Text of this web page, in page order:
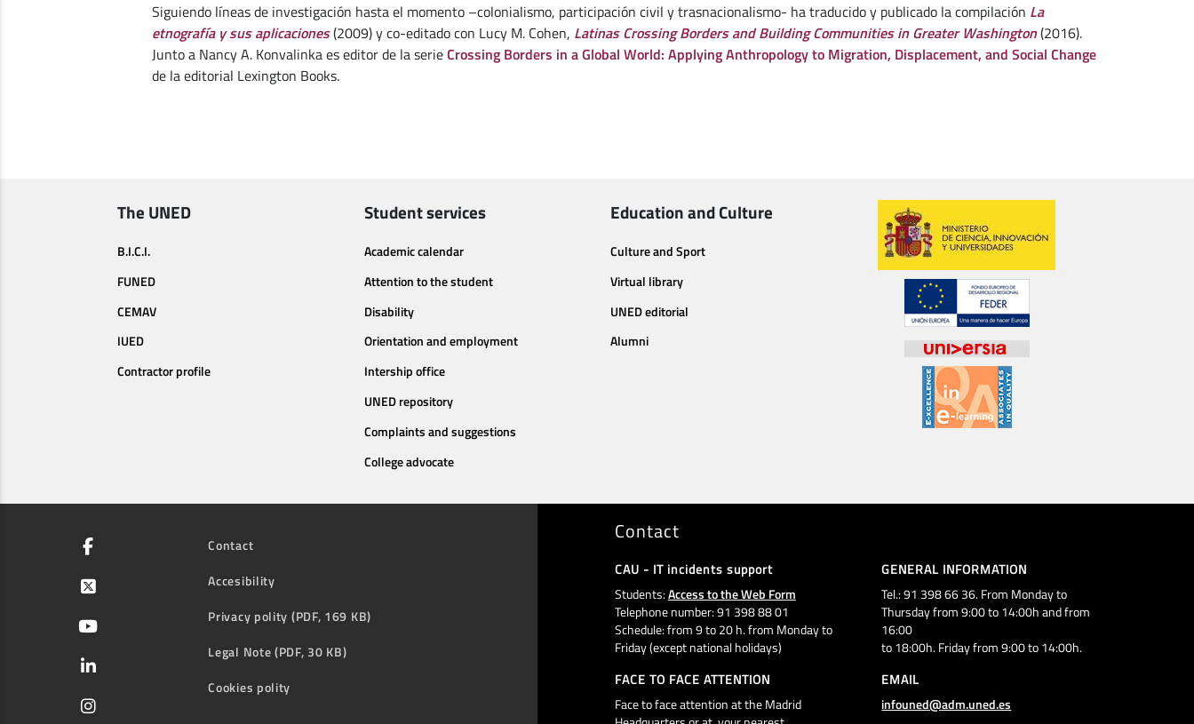
Siguiendo líneas de investigación hasta el momento –colonialismo, participación civil y trasnacionalismo- ha traducido y publicado la compilación La
etnografía y sus aplicaciones(2009) y co-editado con Lucy M. Cohen, Latinas Crossing Borders and Building Communities in Greater Washington(2016).
Junto a Nancy A. Konvalinka es editor de la serieCrossing Borders in a Global World: Applying Anthropology to Migration, Displacement, and Social Change
de la editorial Lexington Books.
The UNED
B.I.C.I.
FUNED
CEMAV
IUED
Contractor profile
Student services
Academic calendar
Attention to the student
Disability
Orientation and employment
Intership office
UNED repository
Complaints and suggestions
College advocate
Education and Culture
Culture and Sport
Virtual library
UNED editorial
Alumni
Contact
Accesibility
Privacy polity (PDF, 169 KB)
Legal Note (PDF, 30 KB)
Cookies polity
Contact
CAU - IT incidents support
Students:Access to the Web Form
Telephone number: 91 398 88 01
Schedule: from 9 to 20 h. from Monday to
Friday (except national holidays)
GENERAL INFORMATION
Tel.: 91 398 66 36. From Monday to
Thursday from 9:00 to 14:00h and from
16:00
to 18:00h. Friday from 9:00 to 14:00h.
FACE TO FACE ATTENTION
Face to face attention at the Madrid
EMAIL
infouned@adm.uned.es